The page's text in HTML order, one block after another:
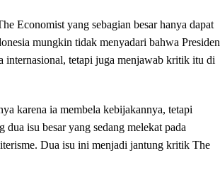
Economist yang sebagian besar hanya dapat
mungkin tidak menyadari bahwa Presiden
internasional, tetapi juga menjawab kritik itu di
karena ia membela kebijakannya, tetapi
isu besar yang sedang melekat pada
Dua isu ini menjadi jantung kritik The